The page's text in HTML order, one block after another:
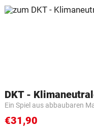
Ein Spiel aus abbaubaren
€31,90